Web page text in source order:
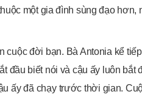
một gia đình sùng đạo hơn,
cuộc đời bạn. Bà Antonia kể
đầu biết nói và cậu ấy luôn bắt
ấy đã chạy trước thời gian.